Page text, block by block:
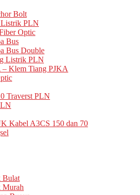
Bolt
PLN
Optic
Bus
Bus Double
Listrik PLN
Klem Tiang PJKA
Traverst PLN
Kabel A3CS 150 dan 70
Bulat
Murah